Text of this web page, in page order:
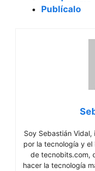
Publícalo
Soy Sebastián
por la tecnología y
de tecnobits.com,
hacer la tecnología